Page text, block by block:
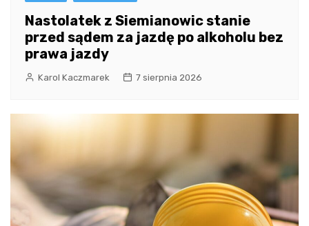
Nastolatek z Siemianowic stanie
przed sądem za jazdę po alkoholu bez
prawa jazdy
Karol Kaczmarek 7 sierpnia 2026